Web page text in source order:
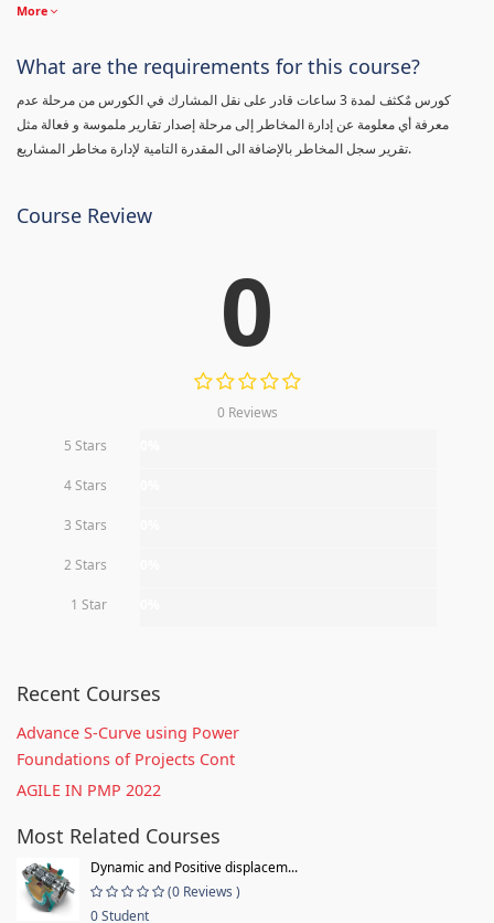
More
What are the requirements for this course?
كورس مٌكثف لمدة 3 ساعات قادر على نقل المشارك في الكورس من مرحلة عدم
معرفة أي معلومة عن إدارة المخاطر إلى مرحلة إصدار تقارير ملموسة و فعالة مثل
تقرير سجل المخاطر بالإضافة الى المقدرة التامية لإدارة مخاطر المشاريع.
Course Review
0
0 Reviews
5 Stars
4 Stars
3 Stars
2 Stars
1 Star
Recent Courses
Advance S-Curve using Power
Foundations of Projects Cont
AGILE IN PMP 2022
Most Related Courses
Dynamic and Positive displacem...
(0 Reviews )
0 Student